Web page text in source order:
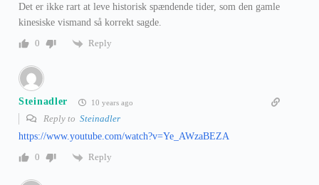
Det er ikke rart at leve historisk spændende tider, som den gamle
kinesiske vismand så korrekt sagde.
0
Reply
Steinadler 10 years ago
Reply to Steinadler
https://www.youtube.com/watch?v=Ye_AWzaBEZA
0
Reply